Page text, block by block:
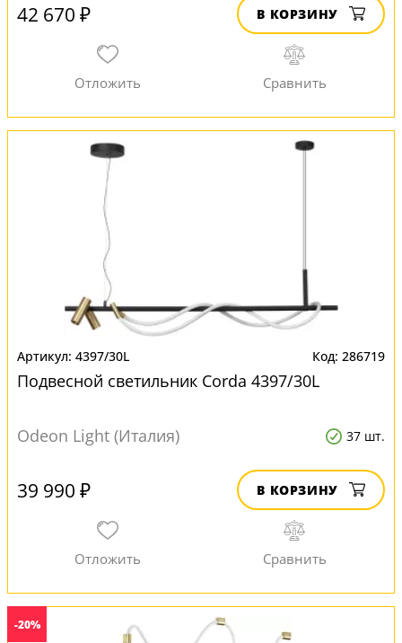
42 670 ₽ В КОРЗИНУ
4397/30L 286719
Подвесной светильник Corda 4397/30L
Odeon Light (Италия) 37 шт.
39 990 ₽ В КОРЗИНУ
-20%